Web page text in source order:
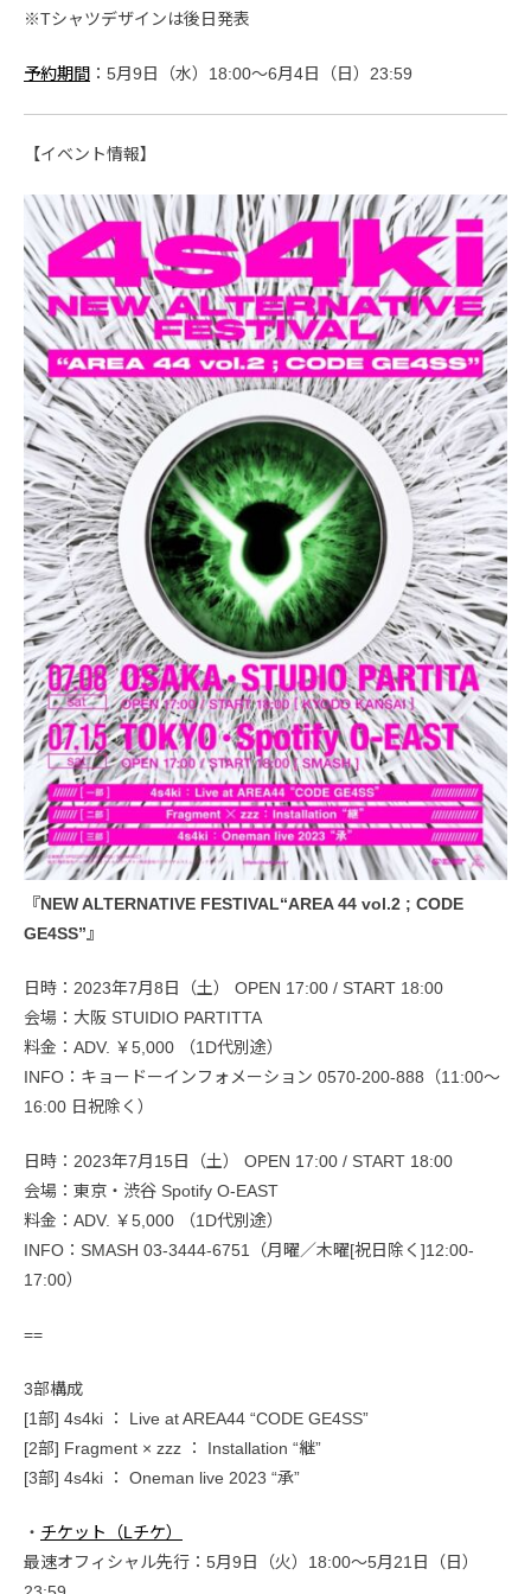
※Tシャツデザインは後日発表
予約期間 ：5月9日（水）18:00〜6月4日（日）23:59
【イベント情報】
『NEW ALTERNATIVE FESTIVAL“AREA 44 vol.2 ; CODE
GE4SS”』
日時：2023年7月8日（土） OPEN 17:00 / START 18:00
会場：大阪 STUIDIO PARTITTA
料金：ADV. ￥5,000 （1D代別途）
INFO：キョードーインフォメーション 0570-200-888（11:00～
16:00 日祝除く）
日時：2023年7月15日（土） OPEN 17:00 / START 18:00
会場：東京・渋谷 Spotify O-EAST
料金：ADV. ￥5,000 （1D代別途）
INFO：SMASH 03-3444-6751（月曜／木曜[祝日除く]12:00-
17:00）
==
3部構成
[1部] 4s4ki ： Live at AREA44 “CODE GE4SS”
[2部] Fragment × zzz ： Installation “継”
[3部] 4s4ki ： Oneman live 2023 “承”
・ チケット（Lチケ）
最速オフィシャル先行：5月9日（火）18:00〜5月21日（日）